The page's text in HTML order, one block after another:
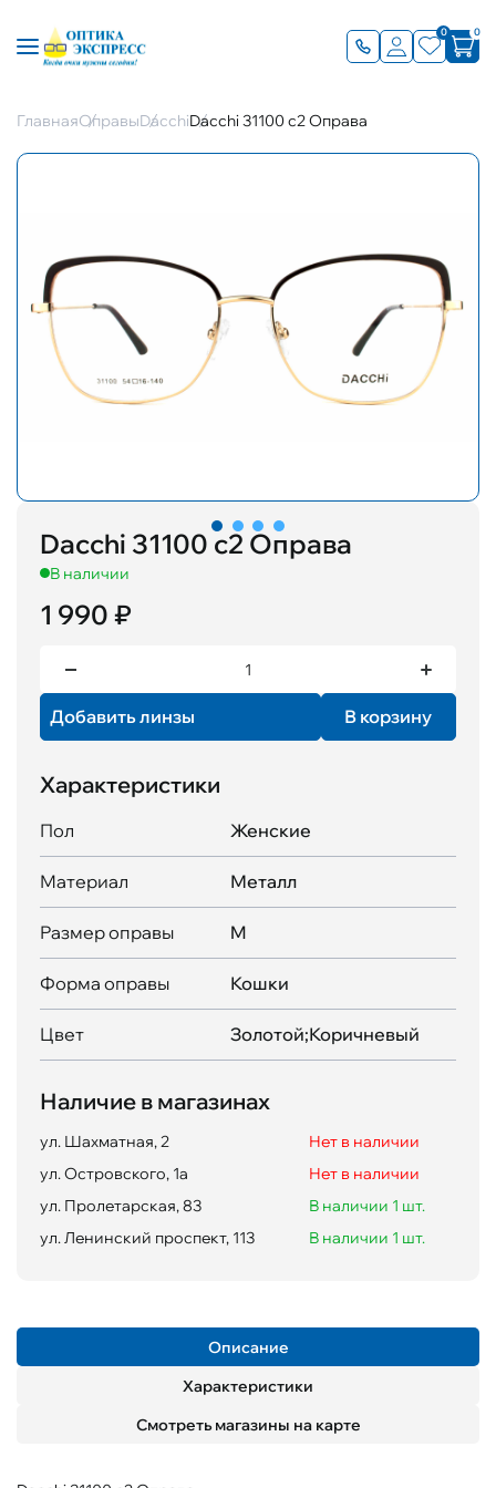
0 0
ГлавнаяОправыDacchiDacchi 31100 с2 Оправа
Dacchi 31100 с2 Оправа
В наличии
1 990 ₽
Добавить линзы В корзину
Характеристики
Пол Женские
Материал Металл
Размер оправы M
Форма оправы Кошки
Цвет Золотой;Коричневый
Наличие в магазинах
ул. Шахматная, 2
Нет в наличии
ул. Островского, 1а
Нет в наличии
ул. Пролетарская, 83
В наличии 1 шт.
ул. Ленинский проспект, 113
В наличии 1 шт.
Описание
Характеристики
Смотреть магазины на карте